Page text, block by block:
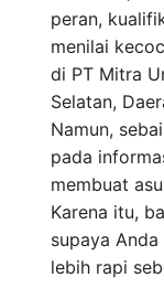
peran,
menilai
di PT Mitra
Selatan,
Namun,
pada
membuat
Karena itu,
supaya
lebih rapi